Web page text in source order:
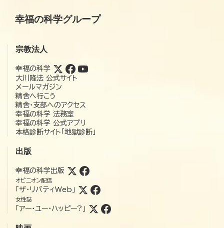
幸福の科学グループ
宗教法人
幸福の科学
大川隆法 公式サイト
メールマガジン
精舎へ行こう
精舎・支部へのアクセス
幸福の科学 法務室
幸福の科学 公式アプリ
本格診断サイト「地獄診断」
出版
幸福の科学出版
オピニオン配信
「ザ・リバティWeb」
女性誌
「アー・ユー・ハッピー?」